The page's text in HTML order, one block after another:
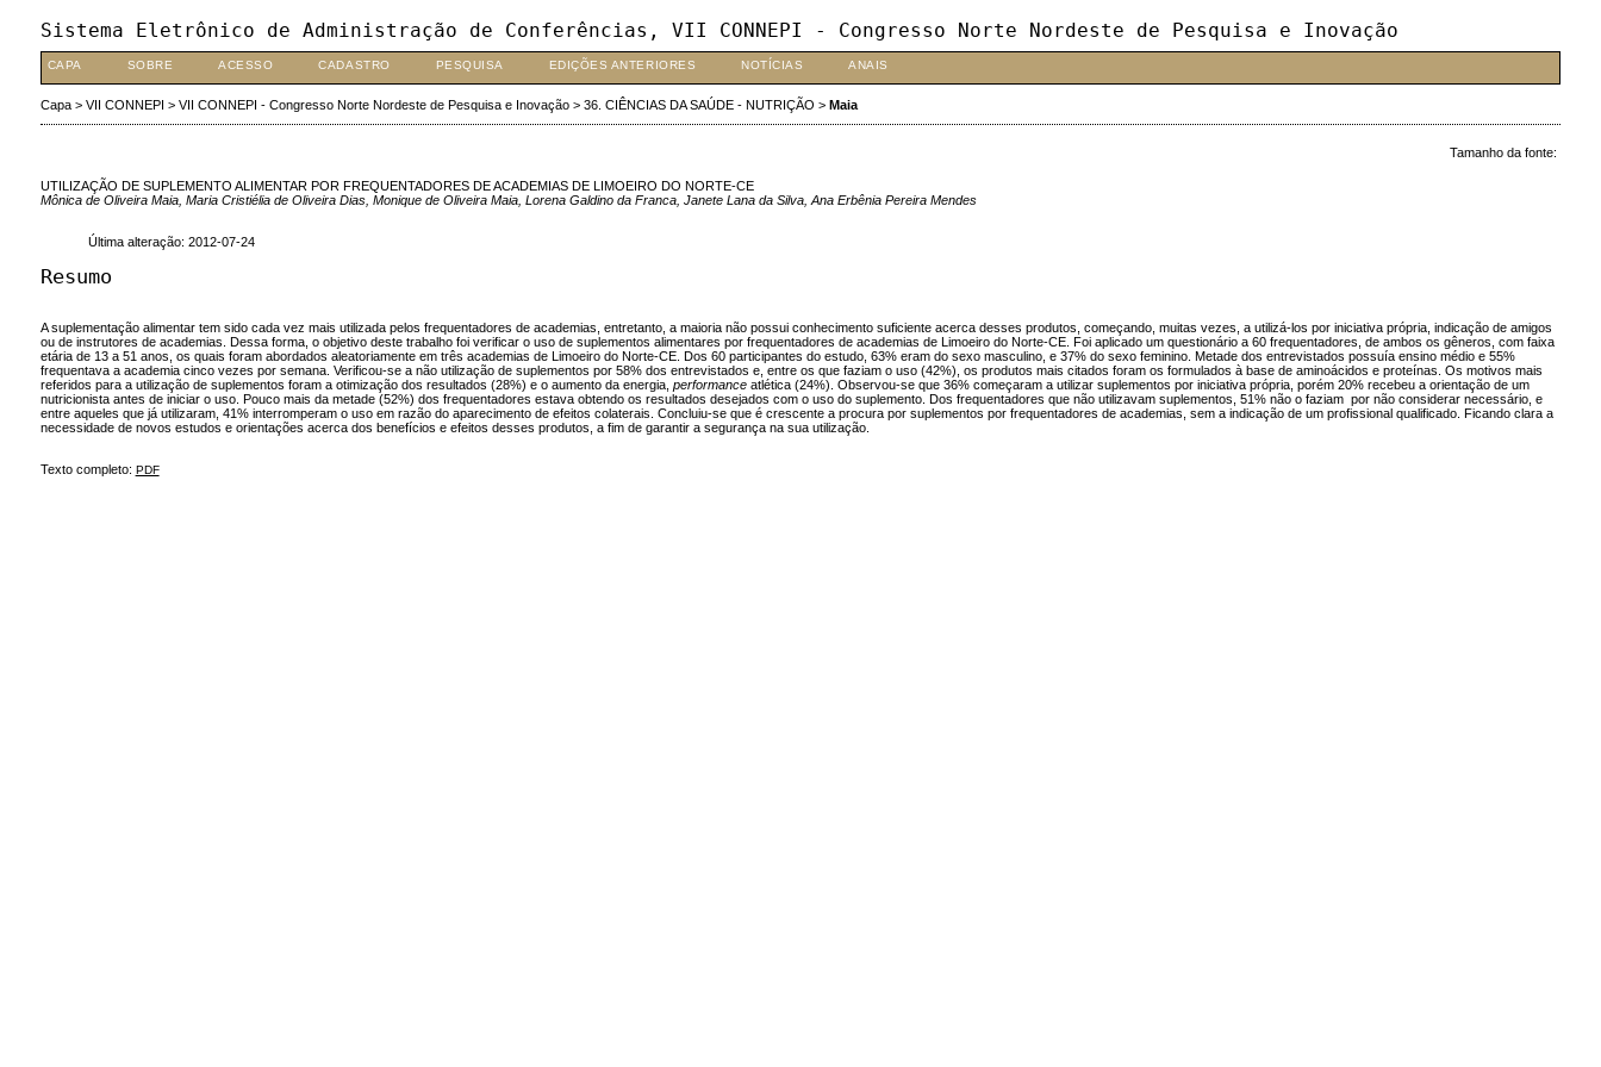
Sistema Eletrônico de Administração de Conferências, VII CONNEPI - Congresso Norte Nordeste de Pesquisa e Inovação
CAPA SOBRE ACESSO CADASTRO PESQUISA EDIÇÕES ANTERIORES NOTÍCIAS ANAIS
Capa> VII CONNEPI > VII CONNEPI - Congresso Norte Nordeste de Pesquisa e Inovação> 36. CIÊNCIAS DA SAÚDE - NUTRIÇÃO > Maia
Tamanho da fonte:
UTILIZAÇÃO DE SUPLEMENTO ALIMENTAR POR FREQUENTADORES DE ACADEMIAS DE LIMOEIRO DO NORTE-CE
Mônica de Oliveira Maia, Maria Cristiélia de Oliveira Dias, Monique de Oliveira Maia, Lorena Galdino da Franca, Janete Lana da Silva, Ana Erbênia Pereira Mendes
Última alteração: 2012-07-24
Resumo
A suplementação alimentar tem sido cada vez mais utilizada pelos frequentadores de academias, entretanto, a maioria não possui conhecimento suficiente acerca desses produtos, começando, muitas vezes, a utilizá-los por iniciativa própria, indicação de amigos
ou de instrutores de academias. Dessa forma, o objetivo deste trabalho foi verificar o uso de suplementos alimentares por frequentadores de academias de Limoeiro do Norte-CE. Foi aplicado um questionário a 60 frequentadores, de ambos os gêneros, com faixa
etária de 13 a 51 anos, os quais foram abordados aleatoriamente em três academias de Limoeiro do Norte-CE. Dos 60 participantes do estudo, 63% eram do sexo masculino, e 37% do sexo feminino. Metade dos entrevistados possuía ensino médio e 55%
frequentava a academia cinco vezes por semana. Verificou-se a não utilização de suplementos por 58% dos entrevistados e, entre os que faziam o uso (42%), os produtos mais citados foram os formulados à base de aminoácidos e proteínas. Os motivos mais
referidos para a utilização de suplementos foram a otimização dos resultados (28%) e o aumento da energia, performanceatlética (24%). Observou-se que 36% começaram a utilizar suplementos por iniciativa própria, porém 20% recebeu a orientação de um
nutricionista antes de iniciar o uso. Pouco mais da metade (52%) dos frequentadores estava obtendo os resultados desejados com o uso do suplemento. Dos frequentadores que não utilizavam suplementos, 51% não o faziam por não considerar necessário, e
entre aqueles que já utilizaram, 41% interromperam o uso em razão do aparecimento de efeitos colaterais. Concluiu-se que é crescente a procura por suplementos por frequentadores de academias, sem a indicação de um profissional qualificado. Ficando clara a
necessidade de novos estudos e orientações acerca dos benefícios e efeitos desses produtos, a fim de garantir a segurança na sua utilização.
Texto completo: PDF